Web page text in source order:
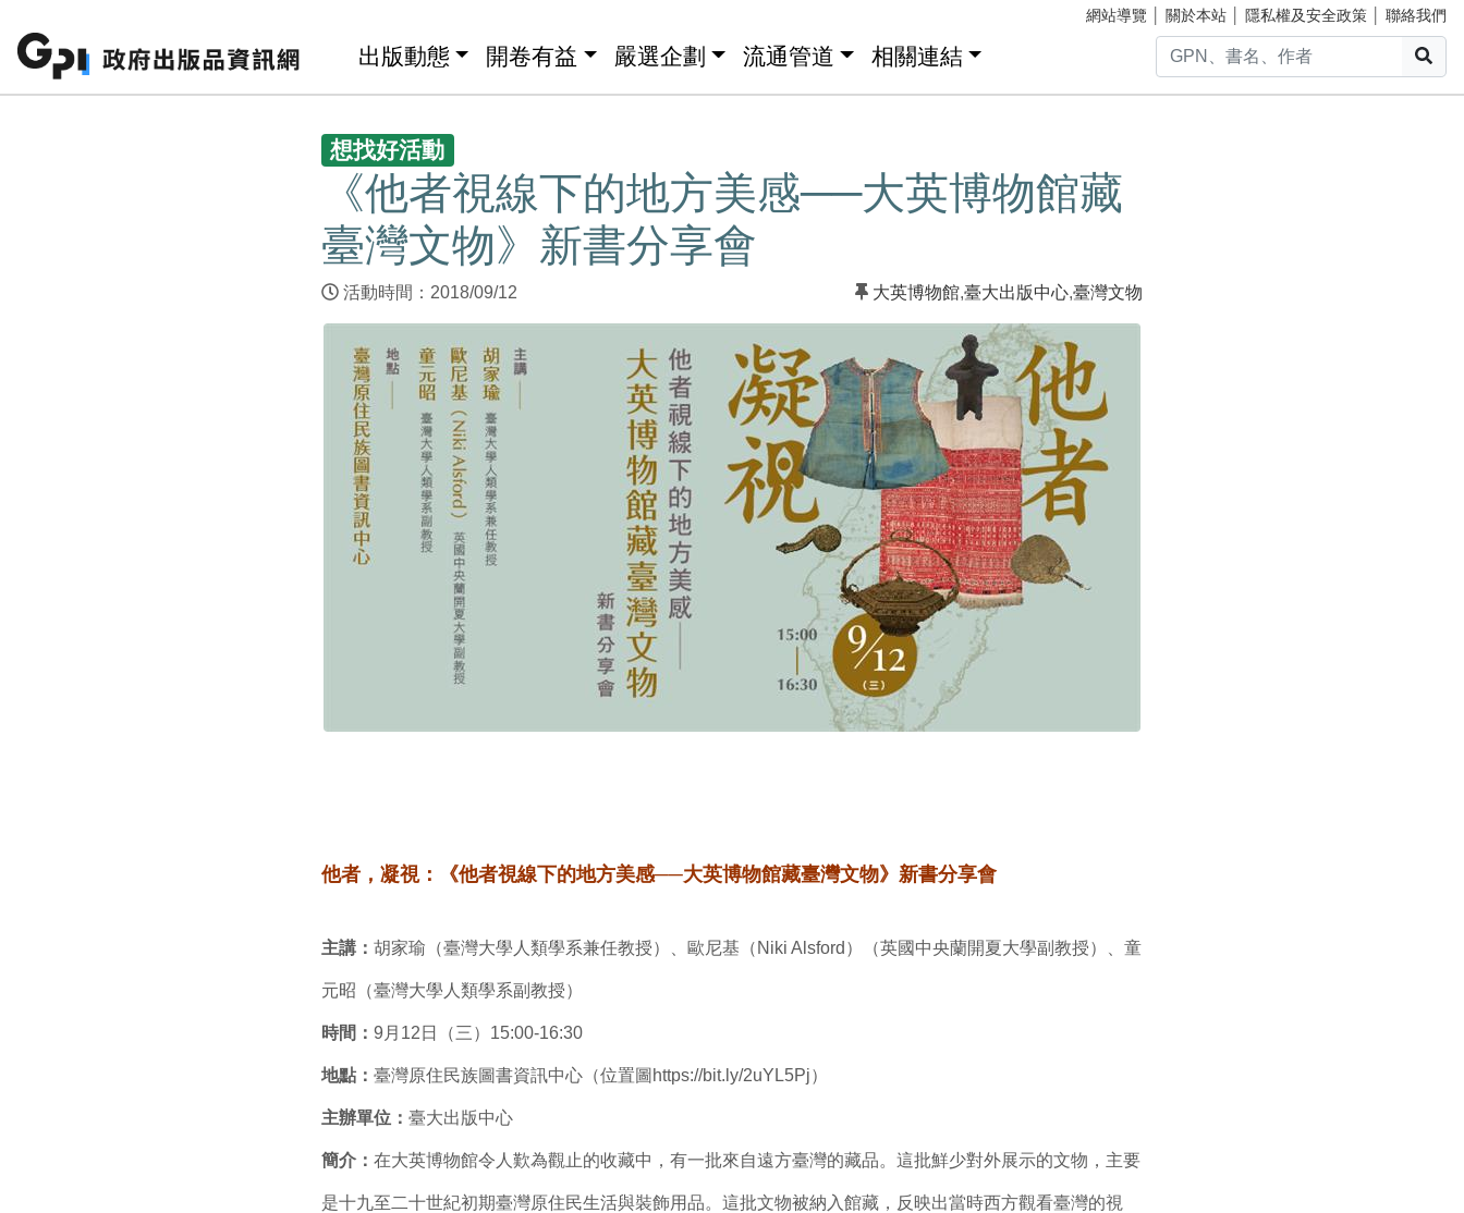
網站導覽 關於本站 隱私權及安全政策 聯絡我們
出版動態 開卷有益 嚴選企劃 流通管道 相關連結
想找好活動
《他者視線下的地方美感──大英博物館藏
臺灣文物》新書分享會
活動時間：2018/09/12 大英博物館,臺大出版中心,臺灣文物
他者，凝視：《他者視線下的地方美感──大英博物館藏臺灣文物》新書分享會
主講： 胡家瑜（臺灣大學人類學系兼任教授）、歐尼基（Niki Alsford）（英國中央蘭開夏大學副教授）、童
元昭（臺灣大學人類學系副教授）
時間： 9月12日（三）15:00-16:30
地點： 臺灣原住民族圖書資訊中心（位置圖https://bit.ly/2uYL5Pj）
主辦單位： 臺大出版中心
簡介： 在大英博物館令人歎為觀止的收藏中，有一批來自遠方臺灣的藏品。這批鮮少對外展示的文物，主要
是十九至二十世紀初期臺灣原住民生活與裝飾用品。這批文物被納入館藏，反映出當時西方觀看臺灣的視